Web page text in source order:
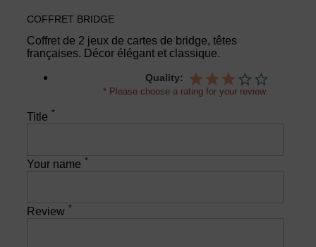
COFFRET BRIDGE
Coffret de 2 jeux de cartes de bridge, têtes
françaises. Décor élégant et classique.
Quality:
* Please choose a rating for your review.
Title *
Your name *
Review *